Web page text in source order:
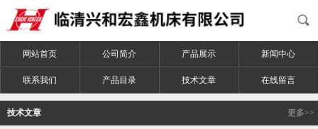
网站首页 公司简介 产品展示 新闻中心
联系我们 产品目录 技术文章 在线留言
技术文章 更多>>